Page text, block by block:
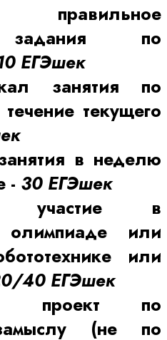
задания по
ЕГЭшек
занятия по
текущего
в неделю
- 30 ЕГЭшек
участие в
олимпиаде или
или
40 ЕГЭшек
проект по
(не по